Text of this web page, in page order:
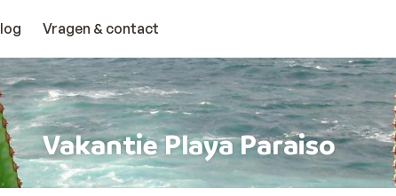
Vragen & contact
Vakantie Playa Paraiso